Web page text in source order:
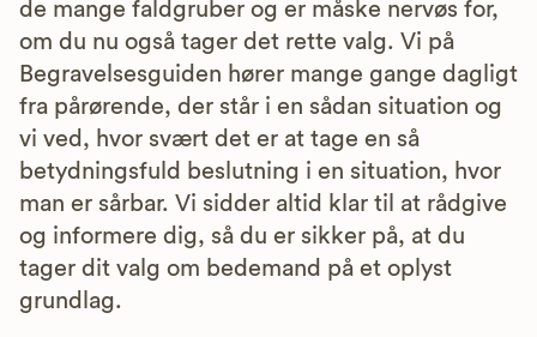
de mange faldgruber og er måske nervøs for,
om du nu også tager det rette valg. Vi på
Begravelsesguiden hører mange gange dagligt
fra pårørende, der står i en sådan situation og
vi ved, hvor svært det er at tage en så
betydningsfuld beslutning i en situation, hvor
man er sårbar. Vi sidder altid klar til at rådgive
og informere dig, så du er sikker på, at du
tager dit valg om bedemand på et oplyst
grundlag.